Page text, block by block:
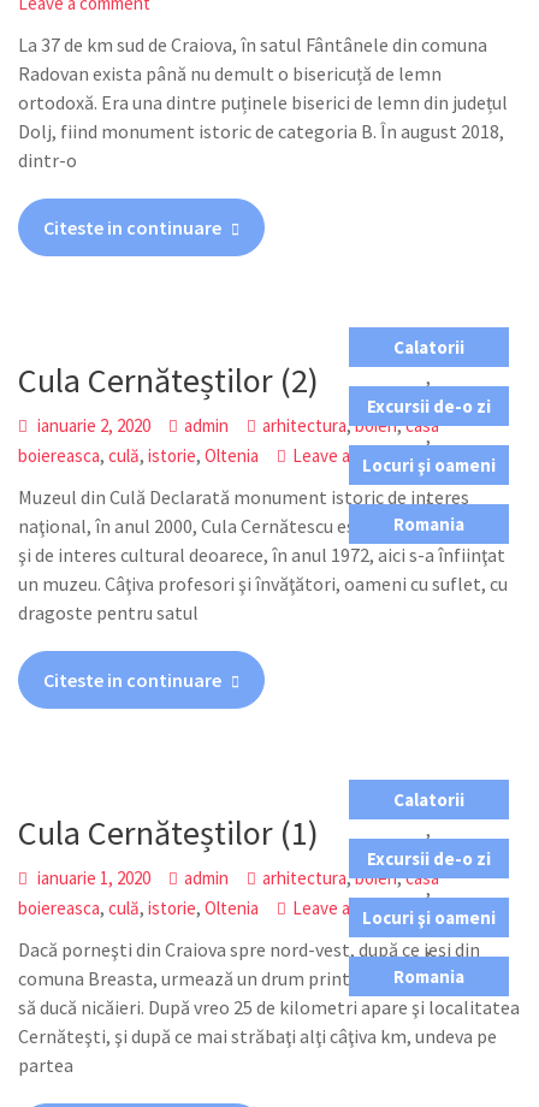
La 37 de km sud de Craiova, în satul Fântânele din comuna
Radovan exista până nu demult o bisericuță de lemn
ortodoxă. Era una dintre puținele biserici de lemn din județul
Dolj, fiind monument istoric de categoria B. În august 2018,
dintr-o
Citeste in continuare
Calatorii
,
Excursii de-o zi
,
Locuri şi oameni
,
Romania
Cula Cernăteștilor (2)
ianuarie 2, 2020 admin arhitectura,boieri,casa
boiereasca,culă,istorie,Oltenia Leave a comment
Muzeul din Culă Declarată monument istoric de interes
naţional, în anul 2000, Cula Cernătescu este, în acelaşi timp,
şi de interes cultural deoarece, în anul 1972, aici s-a înfiinţat
un muzeu. Câţiva profesori şi învăţători, oameni cu suflet, cu
dragoste pentru satul
Citeste in continuare
Calatorii
,
Excursii de-o zi
,
Locuri şi oameni
,
Romania
Cula Cernăteștilor (1)
ianuarie 1, 2020 admin arhitectura,boieri,casa
boiereasca,culă,istorie,Oltenia Leave a comment
Dacă porneşti din Craiova spre nord-vest, după ce ieşi din
comuna Breasta, urmează un drum printre dealuri care pare
să ducă nicăieri. După vreo 25 de kilometri apare şi localitatea
Cernăteşti, şi după ce mai străbaţi alţi câţiva km, undeva pe
partea